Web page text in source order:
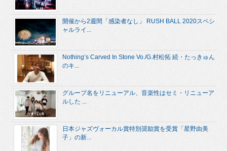
開催から2週間「感染者なし」 RUSH BALL 2020スペシ
ャルライ...
Nothing’s Carved In Stone Vo./G.村松拓 続・たっきゅん
のキ...
グループ名をリニューアル、音楽性はセミ・リニューア
ルした ...
日本ジャズヴォーカル賞特別奨励賞を受賞「星野由美
子」の新...